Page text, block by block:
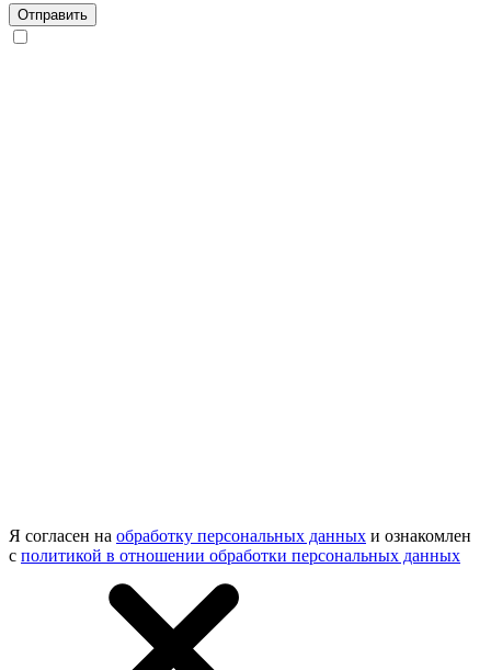
Отправить
Я согласен на обработку персональных данных и ознакомлен
с политикой в отношении обработки персональных данных